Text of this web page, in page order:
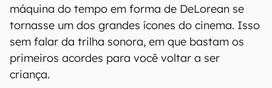
máquina do tempo em forma de DeLorean se
tornasse um dos grandes ícones do cinema. Isso
sem falar da trilha sonora, em que bastam os
primeiros acordes para você voltar a ser
criança.